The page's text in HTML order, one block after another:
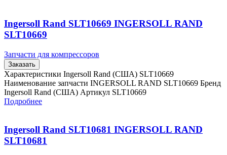
Ingersoll Rand SLT10669 INGERSOLL RAND
SLT10669
Запчасти для компрессоров
Заказать
Характеристики Ingersoll Rand (США) SLT10669
Наименование запчасти INGERSOLL RAND SLT10669 Бренд
Ingersoll Rand (США) Артикул SLT10669
Подробнее
Ingersoll Rand SLT10681 INGERSOLL RAND
SLT10681